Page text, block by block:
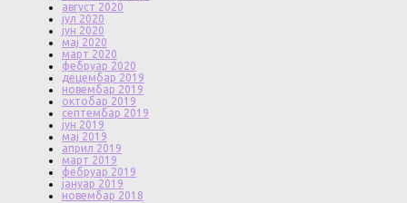
август 2020
јул 2020
јун 2020
мај 2020
март 2020
фебруар 2020
децембар 2019
новембар 2019
октобар 2019
септембар 2019
јун 2019
мај 2019
април 2019
март 2019
фебруар 2019
јануар 2019
новембар 2018